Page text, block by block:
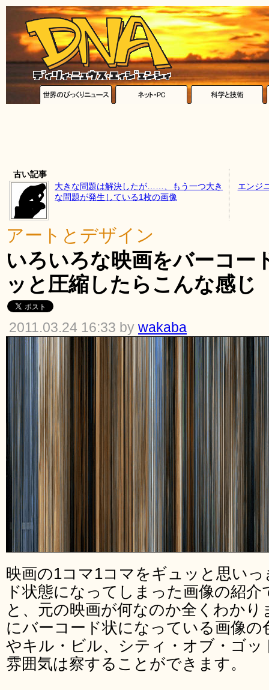
古い記事
大きな問題は解決したが……、もう一つ大き
な問題が発生している1枚の画像
エンジ
アートとデザイン
いろいろな映画をバーコー
ッと圧縮したらこんな感じ
2011.03.24 16:33 by wakaba
映画の1コマ1コマをギュッと思い
ド状態になってしまった画像の紹
と、元の映画が何なのか全くわか
にバーコード状になっている画像
やキル・ビル、シティ・オブ・ゴ
雰囲気は察することができます。